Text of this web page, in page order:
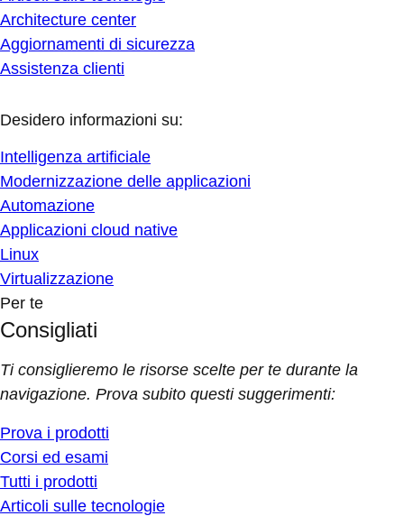
Architecture center
Aggiornamenti di sicurezza
Assistenza clienti
Desidero informazioni su:
Intelligenza artificiale
Modernizzazione delle applicazioni
Automazione
Applicazioni cloud native
Linux
Virtualizzazione
Per te
Consigliati
Ti consiglieremo le risorse scelte per te durante la
navigazione. Prova subito questi suggerimenti:
Prova i prodotti
Corsi ed esami
Tutti i prodotti
Articoli sulle tecnologie